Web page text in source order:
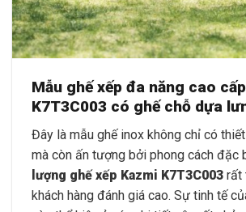
Mẫu ghế xếp đa năng cao
K7T3C003 có ghế chỗ dựa
Đây là mẫu ghế inox không chỉ có
mà còn ấn tượng bởi phong cách đặc
lượng ghế xếp Kazmi K7T3C003 rất
khách hàng đánh giá cao. Sự tinh tế